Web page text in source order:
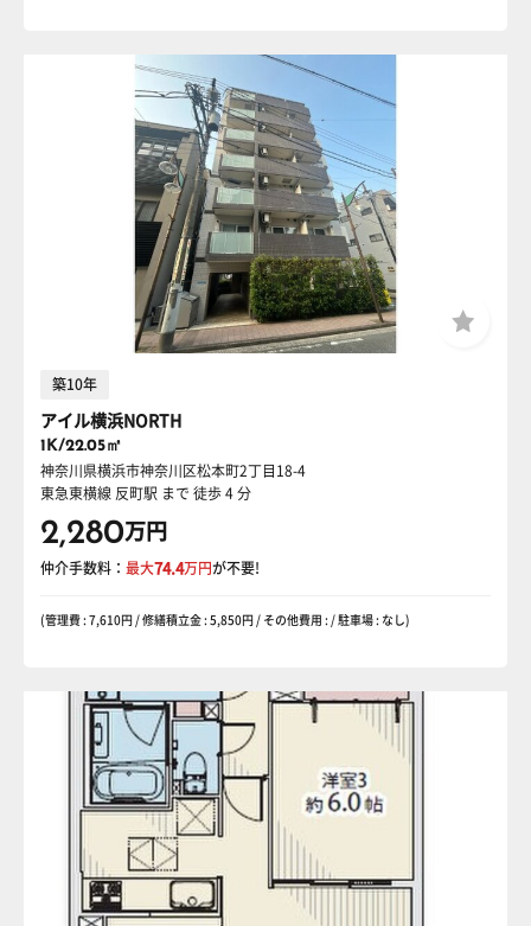
築10年
アイル横浜NORTH
1K/22.05㎡
神奈川県横浜市神奈川区松本町2丁目18-4
東急東横線 反町駅 まで 徒歩 4 分
2,280万円
仲介手数料： 最大74.4万円が不要!
(管理費 : 7,610円 / 修繕積立金 : 5,850円 / その他費用 : / 駐車場 : なし)